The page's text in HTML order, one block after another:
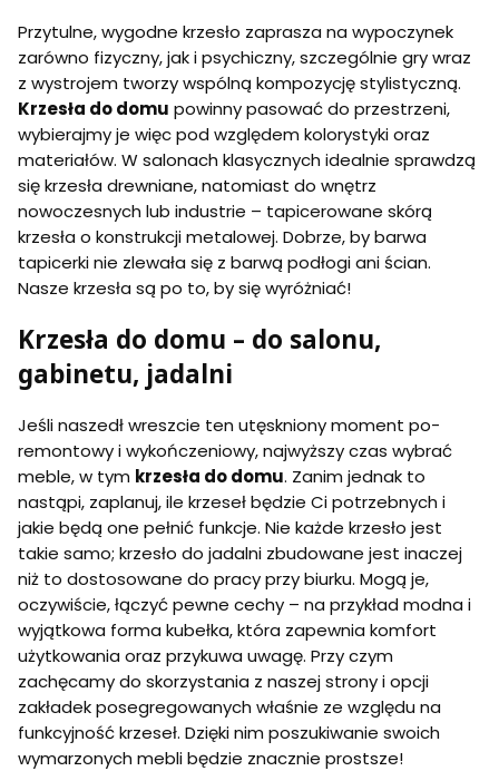
Przytulne, wygodne krzesło zaprasza na wypoczynek
zarówno fizyczny, jak i psychiczny, szczególnie gry wraz
z wystrojem tworzy wspólną kompozycję stylistyczną.
Krzesła do domu powinny pasować do przestrzeni,
wybierajmy je więc pod względem kolorystyki oraz
materiałów. W salonach klasycznych idealnie sprawdzą
się krzesła drewniane, natomiast do wnętrz
nowoczesnych lub industrie – tapicerowane skórą
krzesła o konstrukcji metalowej. Dobrze, by barwa
tapicerki nie zlewała się z barwą podłogi ani ścian.
Nasze krzesła są po to, by się wyróżniać!
Krzesła do domu – do salonu,
gabinetu, jadalni
Jeśli naszedł wreszcie ten utęskniony moment po-
remontowy i wykończeniowy, najwyższy czas wybrać
meble, w tym krzesła do domu. Zanim jednak to
nastąpi, zaplanuj, ile krzeseł będzie Ci potrzebnych i
jakie będą one pełnić funkcje. Nie każde krzesło jest
takie samo; krzesło do jadalni zbudowane jest inaczej
niż to dostosowane do pracy przy biurku. Mogą je,
oczywiście, łączyć pewne cechy – na przykład modna i
wyjątkowa forma kubełka, która zapewnia komfort
użytkowania oraz przykuwa uwagę. Przy czym
zachęcamy do skorzystania z naszej strony i opcji
zakładek posegregowanych właśnie ze względu na
funkcyjność krzeseł. Dzięki nim poszukiwanie swoich
wymarzonych mebli będzie znacznie prostsze!